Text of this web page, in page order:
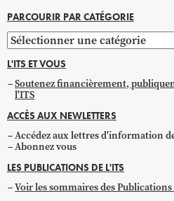
PARCOURIR PAR CATÉGORIE
Parcourir
par
catégorie
L'ITS ET VOUS
Soutenez financièrement,
l'ITS
ACCÈS AUX NEWLETTERS
Accédez aux lettres d'information
Abonnez vous
LES PUBLICATIONS DE L'ITS
Voir les sommaires des Publications